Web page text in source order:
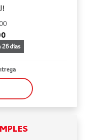
26 dias